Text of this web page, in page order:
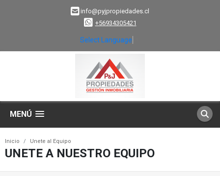
info@pyjpropiedades.cl
+56934305421
Select Language
MENÚ
Inicio Unete al Equipo
UNETE A NUESTRO EQUIPO